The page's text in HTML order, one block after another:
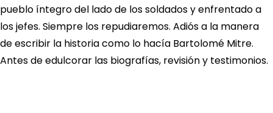
pueblo íntegro del lado de los soldados y enfrentado a
los jefes. Siempre los repudiaremos. Adiós a la manera
de escribir la historia como lo hacía Bartolomé Mitre.
Antes de edulcorar las biografías, revisión y testimonios.